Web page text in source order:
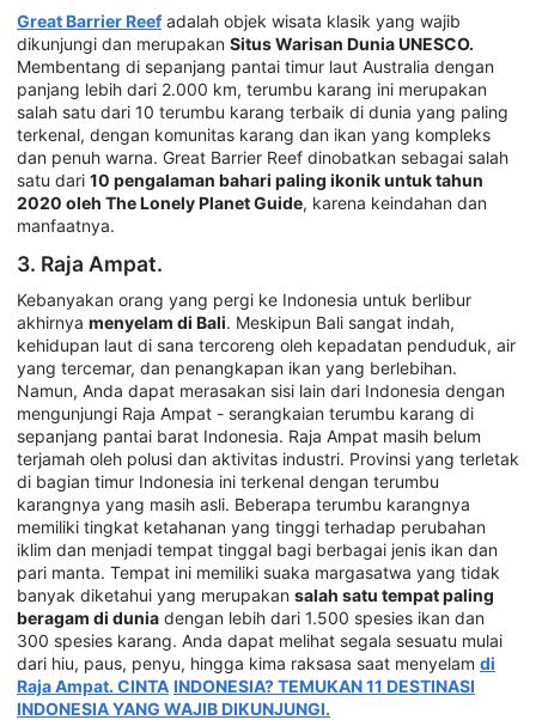
Great Barrier Reefadalah objek wisata klasik yang wajib
dikunjungi dan merupakan Situs Warisan Dunia UNESCO.
Membentang di sepanjang pantai timur laut Australia dengan
panjang lebih dari 2.000 km, terumbu karang ini merupakan
salah satu dari 10 terumbu karang terbaik di dunia yang paling
terkenal, dengan komunitas karang dan ikan yang kompleks
dan penuh warna. Great Barrier Reef dinobatkan sebagai salah
satu dari 10 pengalaman bahari paling ikonik untuk tahun
2020 oleh The Lonely Planet Guide, karena keindahan dan
manfaatnya.
3. Raja Ampat.
Kebanyakan orang yang pergi ke Indonesia untuk berlibur
akhirnya menyelam di Bali. Meskipun Bali sangat indah,
kehidupan laut di sana tercoreng oleh kepadatan penduduk, air
yang tercemar, dan penangkapan ikan yang berlebihan.
Namun, Anda dapat merasakan sisi lain dari Indonesia dengan
mengunjungi Raja Ampat - serangkaian terumbu karang di
sepanjang pantai barat Indonesia. Raja Ampat masih belum
terjamah oleh polusi dan aktivitas industri. Provinsi yang terletak
di bagian timur Indonesia ini terkenal dengan terumbu
karangnya yang masih asli. Beberapa terumbu karangnya
memiliki tingkat ketahanan yang tinggi terhadap perubahan
iklim dan menjadi tempat tinggal bagi berbagai jenis ikan dan
pari manta. Tempat ini memiliki suaka margasatwa yang tidak
banyak diketahui yang merupakan salah satu tempat paling
beragam di dunia dengan lebih dari 1.500 spesies ikan dan
300 spesies karang. Anda dapat melihat segala sesuatu mulai
dari hiu, paus, penyu, hingga kima raksasa saat menyelam di
Raja Ampat. CINTA INDONESIA? TEMUKAN 11 DESTINASI
INDONESIA YANG WAJIB DIKUNJUNGI.